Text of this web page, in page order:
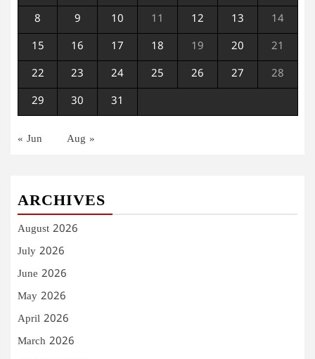
8 9 10 11 12 13 14
15 16 17 18 19 20 21
22 23 24 25 26 27 28
29 30 31
« Jun Aug »
ARCHIVES
August 2026
July 2026
June 2026
May 2026
April 2026
March 2026